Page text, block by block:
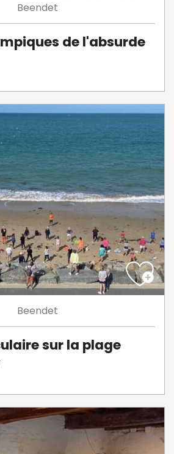
Beendet
de l'absurde
Beendet
sur la plage